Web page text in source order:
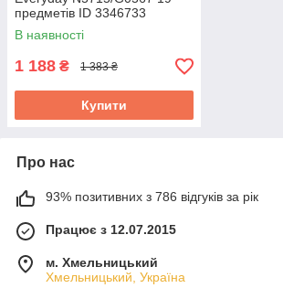
предметів ID 3346733
В наявності
1 188 ₴ 1 383 ₴
Купити
Про нас
93% позитивних з 786 відгуків за рік
Працює з 12.07.2015
м. Хмельницький
Хмельницький, Україна